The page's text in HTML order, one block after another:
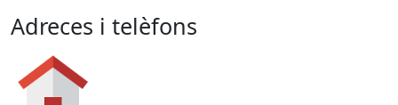
Adreces i telèfons